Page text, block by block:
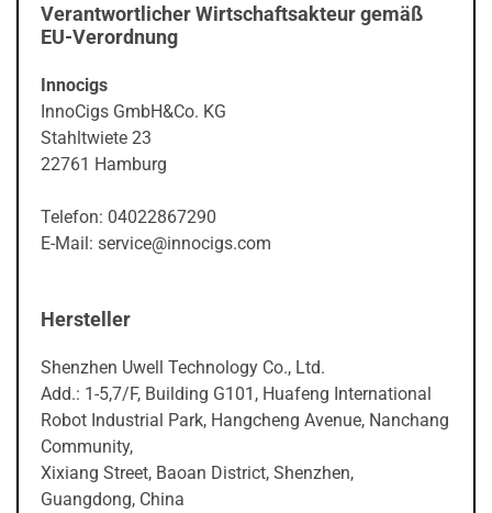
Verantwortlicher Wirtschaftsakteur gemäß
EU-Verordnung
Innocigs
InnoCigs GmbH&Co. KG
Stahltwiete 23
22761 Hamburg
Telefon: 04022867290
E-Mail: service@innocigs.com
Hersteller
Shenzhen Uwell Technology Co., Ltd.
Add.: 1-5,7/F, Building G101, Huafeng International
Robot Industrial Park, Hangcheng Avenue, Nanchang
Community,
Xixiang Street, Baoan District, Shenzhen,
Guangdong, China